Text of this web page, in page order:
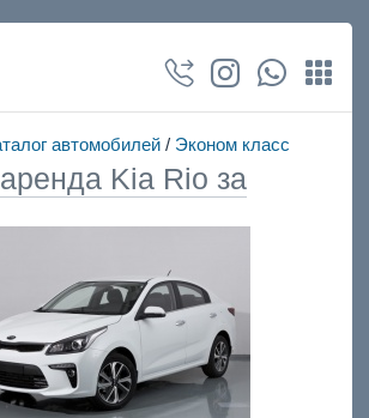
автомобилей/ Эконом класс
Kia Rio за